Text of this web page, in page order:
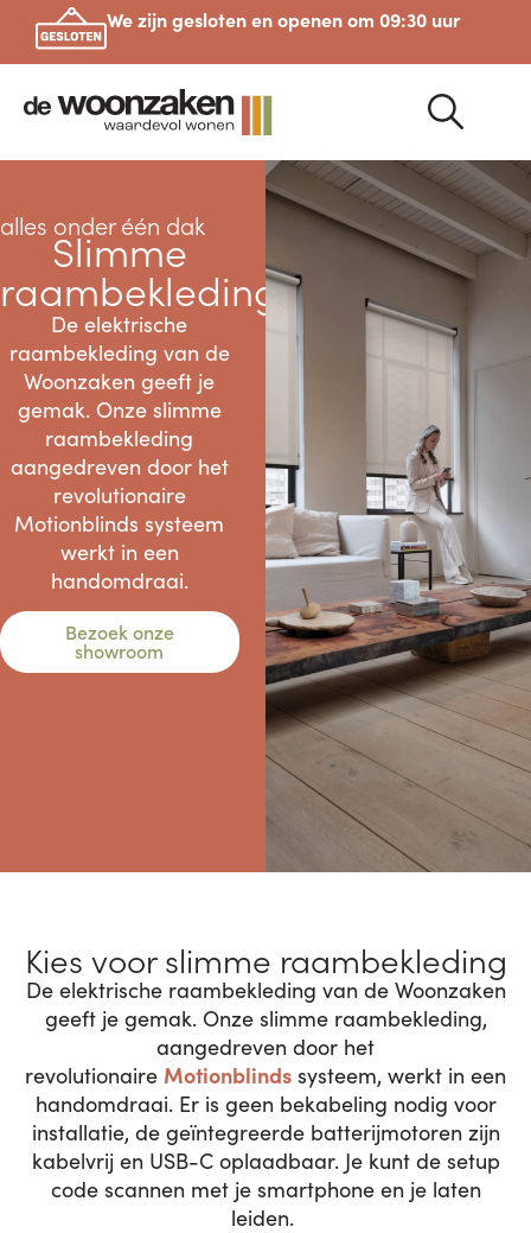
We zijn gesloten en openen om 09:30 uur
alles onder één dak
Slimme
raambekleding
De elektrische
raambekleding van de
Woonzaken geeft je
gemak. Onze slimme
raambekleding
aangedreven door het
revolutionaire
Motionblindssysteem
werkt in een
handomdraai.
Bezoek onze
showroom
Kies voor slimme raambekleding
De elektrische raambekleding van de Woonzaken
geeft je gemak. Onze slimme raambekleding,
aangedreven door het
revolutionaire Motionblinds systeem, werkt in een
handomdraai. Er is geen bekabeling nodig voor
installatie, de geïntegreerde batterijmotoren zijn
kabelvrij en USB-C oplaadbaar. Je kunt de setup
code scannen met je smartphone en je laten
leiden.